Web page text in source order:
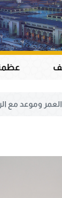
الكريم في
وموعد مع